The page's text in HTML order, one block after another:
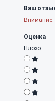
Ваш
Внимание:
Оценка
Плохо